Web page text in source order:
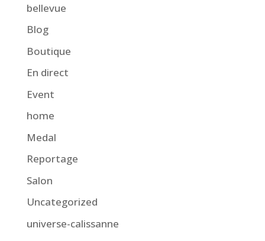
bellevue
Blog
Boutique
En direct
Event
home
Medal
Reportage
Salon
Uncategorized
universe-calissanne